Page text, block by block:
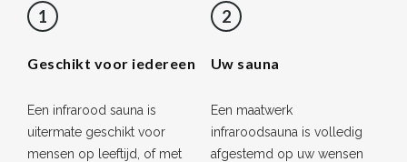
1
Geschikt voor iedereen
Een infrarood sauna is
uitermate geschikt voor
mensen op leeftijd, of met
2
Uw sauna
Een maatwerk
infraroodsauna is volledig
afgestemd op uw wensen